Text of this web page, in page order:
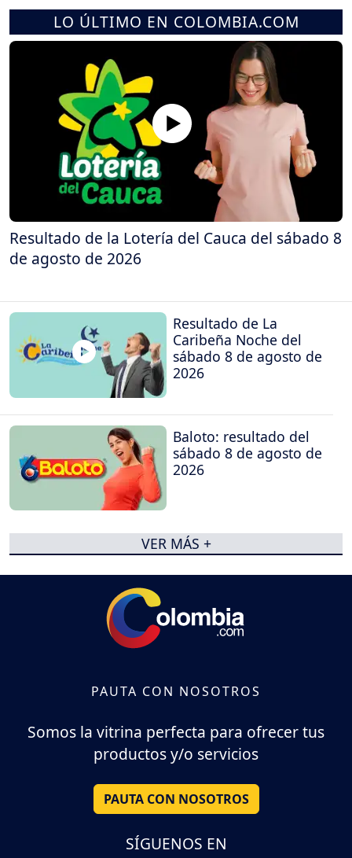
LO ÚLTIMO EN COLOMBIA.COM
Resultado de la Lotería del Cauca del sábado 8
de agosto de 2026
Resultado de La
Caribeña Noche del
sábado 8 de agosto de
2026
Baloto: resultado del
sábado 8 de agosto de
2026
VER MÁS +
PAUTA CON NOSOTROS
Somos la vitrina perfecta para ofrecer tus
productos y/o servicios
PAUTA CON NOSOTROS
SÍGUENOS EN